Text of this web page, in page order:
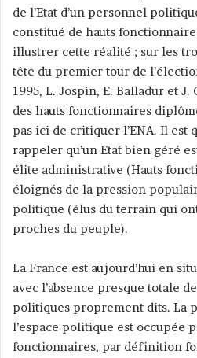
de l’Etat d’un personnel
constitué de hauts
illustrer cette réalité ; sur les
tête du premier tour de
1995, L. Jospin, E. Balladur et
des hauts fonctionnaires
pas ici de critiquer l’ENA. Il est
rappeler qu’un Etat bien géré
élite administrative (Hauts
éloignés de la pression
politique (élus du terrain qui
proches du peuple).
La France est aujourd’hui en
avec l’absence presque totale
politiques proprement dits. La
l’espace politique est occupée
fonctionnaires, par définition